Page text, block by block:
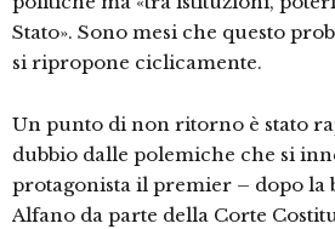
Stato». Sono mesi che questo
si ripropone ciclicamente.
Un punto di non ritorno è stato
dubbio dalle polemiche che si
protagonista il premier – dopo la
Alfano da parte della Corte